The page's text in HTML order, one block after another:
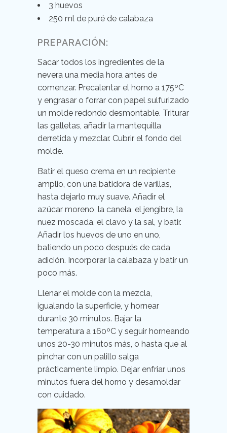
3 huevos
250 ml de puré de calabaza
PREPARACIÓN:
Sacar todos los ingredientes de la
nevera una media hora antes de
comenzar. Precalentar el horno a 175ºC
y engrasar o forrar con papel sulfurizado
un molde redondo desmontable. Triturar
las galletas, añadir la mantequilla
derretida y mezclar. Cubrir el fondo del
molde.
Batir el queso crema en un recipiente
amplio, con una batidora de varillas,
hasta dejarlo muy suave. Añadir el
azúcar moreno, la canela, el jengibre, la
nuez moscada, el clavo y la sal, y batir.
Añadir los huevos de uno en uno,
batiendo un poco después de cada
adición. Incorporar la calabaza y batir un
poco más.
Llenar el molde con la mezcla,
igualando la superficie, y hornear
durante 30 minutos. Bajar la
temperatura a 160ºC y seguir horneando
unos 20-30 minutos más, o hasta que al
pinchar con un palillo salga
prácticamente limpio. Dejar enfriar unos
minutos fuera del horno y desamoldar
con cuidado.